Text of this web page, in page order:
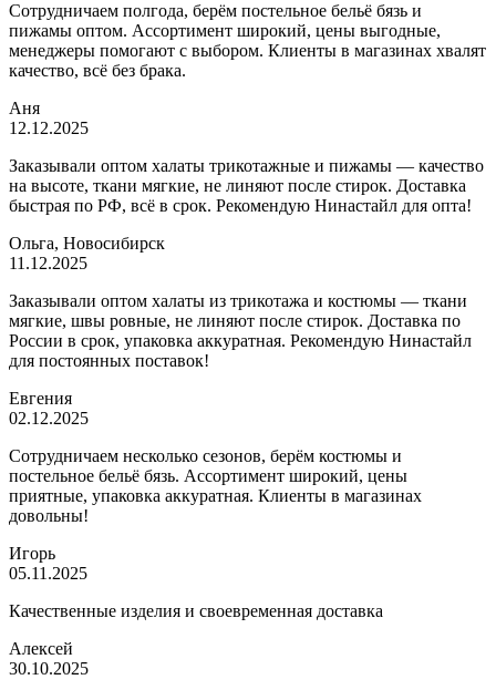
Сотрудничаем полгода, берём постельное бельё бязь и
пижамы оптом. Ассортимент широкий, цены выгодные,
менеджеры помогают с выбором. Клиенты в магазинах хвалят
качество, всё без брака.
Аня
12.12.2025
Заказывали оптом халаты трикотажные и пижамы — качество
на высоте, ткани мягкие, не линяют после стирок. Доставка
быстрая по РФ, всё в срок. Рекомендую Нинастайл для опта!
Ольга, Новосибирск
11.12.2025
Заказывали оптом халаты из трикотажа и костюмы — ткани
мягкие, швы ровные, не линяют после стирок. Доставка по
России в срок, упаковка аккуратная. Рекомендую Нинастайл
для постоянных поставок!
Евгения
02.12.2025
Сотрудничаем несколько сезонов, берём костюмы и
постельное бельё бязь. Ассортимент широкий, цены
приятные, упаковка аккуратная. Клиенты в магазинах
довольны!
Игорь
05.11.2025
Качественные изделия и своевременная доставка
Алексей
30.10.2025